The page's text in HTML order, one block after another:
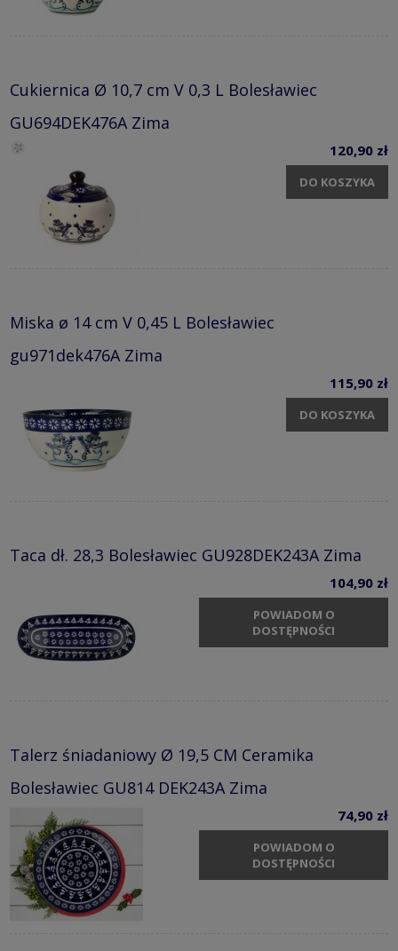
Cukiernica Ø 10,7 cm V 0,3 L Bolesławiec
GU694DEK476A Zima
120,90 zł
DO KOSZYKA
Miska ø 14 cm V 0,45 L Bolesławiec
gu971dek476A Zima
115,90 zł
DO KOSZYKA
Taca dł. 28,3 Bolesławiec GU928DEK243A Zima
104,90 zł
POWIADOM O
DOSTĘPNOŚCI
Talerz śniadaniowy Ø 19,5 CM Ceramika
Bolesławiec GU814 DEK243A Zima
74,90 zł
POWIADOM O
DOSTĘPNOŚCI